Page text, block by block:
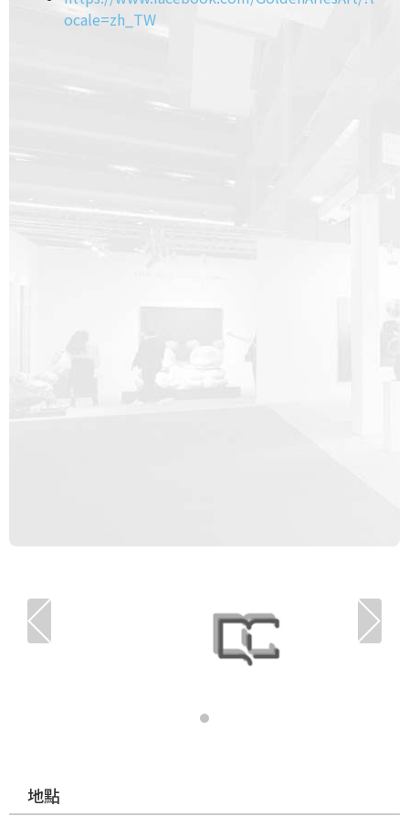
ocale=zh_TW
地點